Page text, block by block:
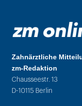
Zahnärztliche
zm-Redaktion
Chausseestr. 13
D-10115 Berlin